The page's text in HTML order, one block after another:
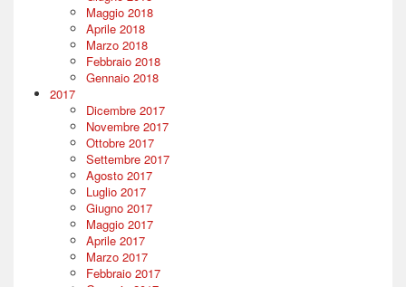
Maggio 2018
Aprile 2018
Marzo 2018
Febbraio 2018
Gennaio 2018
2017
Dicembre 2017
Novembre 2017
Ottobre 2017
Settembre 2017
Agosto 2017
Luglio 2017
Giugno 2017
Maggio 2017
Aprile 2017
Marzo 2017
Febbraio 2017